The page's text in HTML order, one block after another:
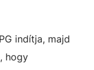
indítja, majd
hogy